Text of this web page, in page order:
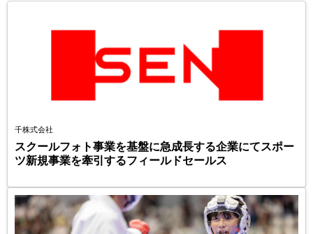
千株式会社
スクールフォト事業を基盤に急成長する企業にてスポー
ツ新規事業を牽引するフィールドセールス